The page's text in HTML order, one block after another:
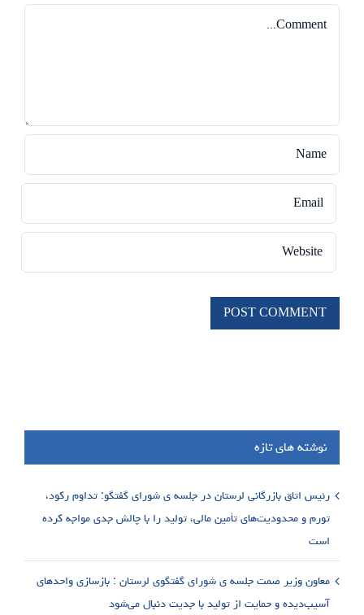
نوشته های تازه
رئیس اتاق بازرگانی لرستان در جلسه ی شورای گفتگو: تداوم رکود،
تورم و محدودیت‌های تأمین مالی، تولید را با چالش جدی مواجه کرده
است
معاون وزیر صمت جلسه ی شورای گفتگوی لرستان : بازسازی واحدهای
آسیب‌دیده و حمایت از تولید با جدیت دنبال می‌شود